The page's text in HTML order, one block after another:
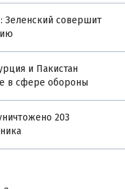
Зеленский совершит
и Пакистан
в сфере обороны
203